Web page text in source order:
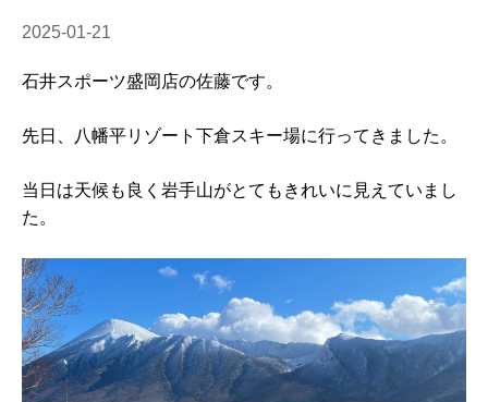
2025-01-21
石井スポーツ盛岡店の佐藤です。
先日、八幡平リゾート下倉スキー場に行ってきました。
当日は天候も良く岩手山がとてもきれいに見えていまし
た。